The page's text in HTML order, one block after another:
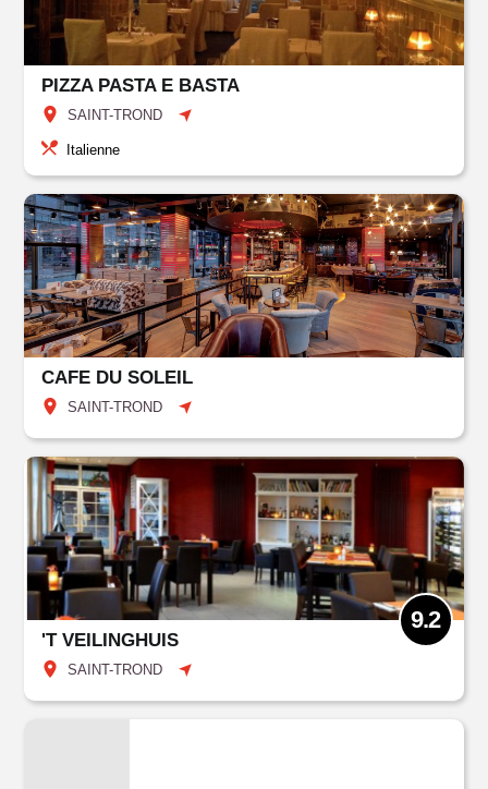
PIZZA PASTA E BASTA
SAINT-TROND
Italienne
CAFE DU SOLEIL
SAINT-TROND
'T VEILINGHUIS
SAINT-TROND
9.2